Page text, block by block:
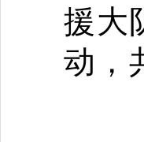
援大
动，